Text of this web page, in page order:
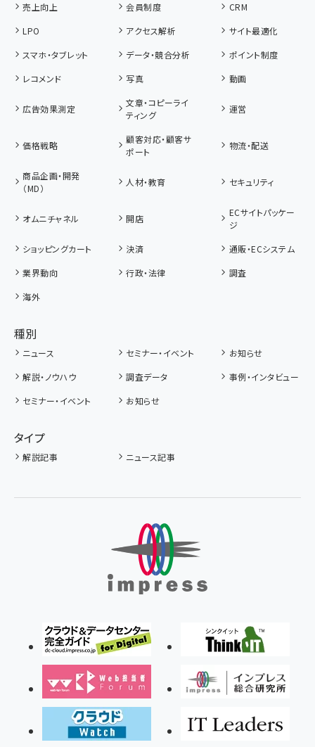
売上向上
会員制度
CRM
LPO
アクセス解析
サイト最適化
スマホ・タブレット
データ・競合分析
ポイント制度
レコメンド
写真 動画
広告効果測定
文章・コピーライ
ティング
運営
価格戦略
顧客対応・顧客サ
ポート
物流・配送
商品企画・開発
（MD）
人材・教育 セキュリティ
オムニチャネル 開店
ECサイトパッケー
ジ
ショッピングカート
決済
通販・ECシステム
業界動向
行政・法律
調査
海外
種別
ニュース セミナー・イベント
お知らせ
解説・ノウハウ
調査データ
事例・インタビュー
セミナー・イベント
お知らせ
タイプ
解説記事 ニュース記事